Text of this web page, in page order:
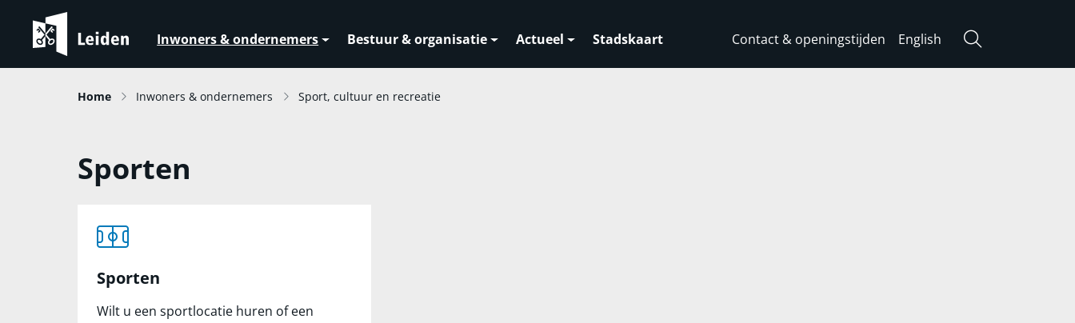
Inwoners & ondernemers Bestuur & organisatie Actueel Stadskaart Contact & openingstijden English Zoeken
Home Inwoners & ondernemers Sport, cultuur en recreatie
Sporten
Sporten
Wilt u een sportlocatie huren of een